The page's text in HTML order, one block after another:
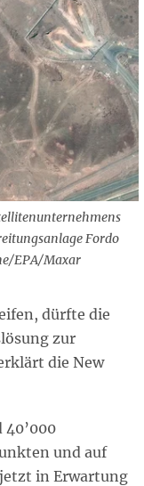
Fordo
EPA/Maxar
dürfte die
zur
die New
und auf
in Erwartung